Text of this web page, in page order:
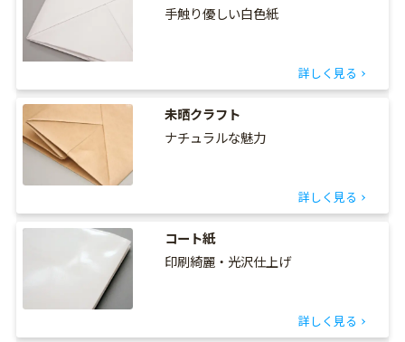
手触り優しい白色紙
詳しく見る
未晒クラフト
ナチュラルな魅力
詳しく見る
コート紙
印刷綺麗・光沢仕上げ
詳しく見る